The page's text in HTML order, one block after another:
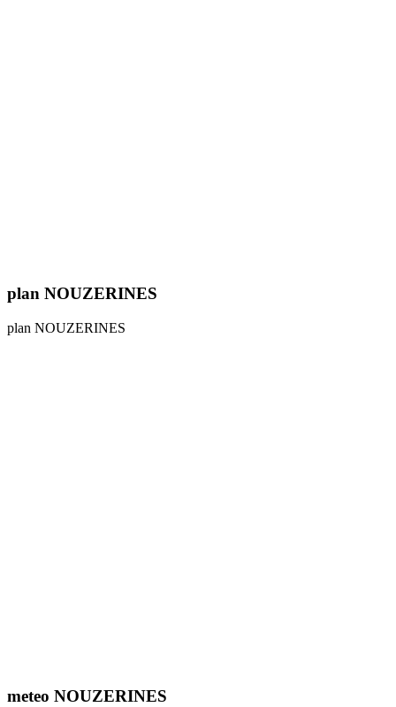
plan NOUZERINES
plan NOUZERINES
meteo NOUZERINES